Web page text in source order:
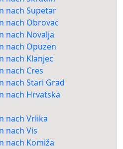
nach Supetar
nach Obrovac
nach Novalja
nach Opuzen
nach Klanjec
nach Cres
nach Stari Grad
nach Hrvatska
nach Vrlika
nach Vis
nach Komiža